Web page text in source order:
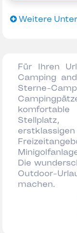
Weitere
Für Ihren
Camping
Sterne-
komfortable
Die
Outdoor-
machen.